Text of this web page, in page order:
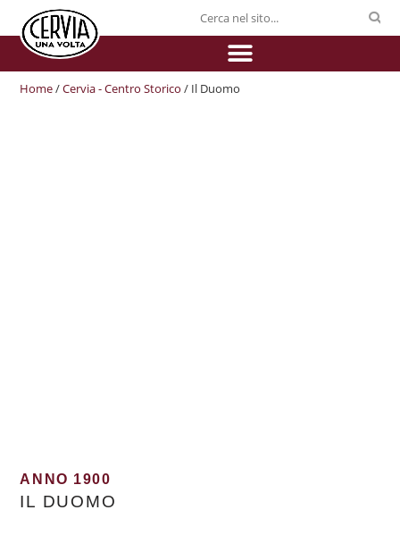
Home/Cervia - Centro Storico / Il Duomo
ANNO 1900
IL DUOMO